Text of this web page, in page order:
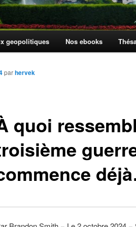
geopolitiques Nos ebooks
quoi
parhervek